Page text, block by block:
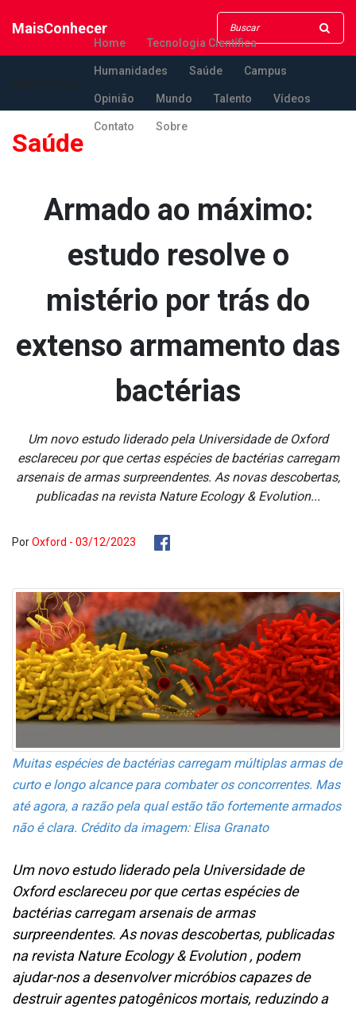
MaisConhecer
Home Tecnologia Científica
Humanidades Saúde Campus
Opinião Mundo Talento Vídeos
Contato Sobre
Saúde
Armado ao máximo:
estudo resolve o
mistério por trás do
extenso armamento das
bactérias
Um novo estudo liderado pela Universidade de Oxford
esclareceu por que certas espécies de bactérias carregam
arsenais de armas surpreendentes. As novas descobertas,
publicadas na revista Nature Ecology & Evolution...
PorOxford - 03/12/2023
Muitas espécies de bactérias carregam múltiplas armas de
curto e longo alcance para combater os concorrentes. Mas
até agora, a razão pela qual estão tão fortemente armados
não é clara. Crédito da imagem: Elisa Granato
Um novo estudo liderado pela Universidade de
Oxford esclareceu por que certas espécies de
bactérias carregam arsenais de armas
surpreendentes. As novas descobertas, publicadas
na revista Nature Ecology & Evolution , podem
ajudar-nos a desenvolver micróbios capazes de
destruir agentes patogênicos mortais, reduzindo a